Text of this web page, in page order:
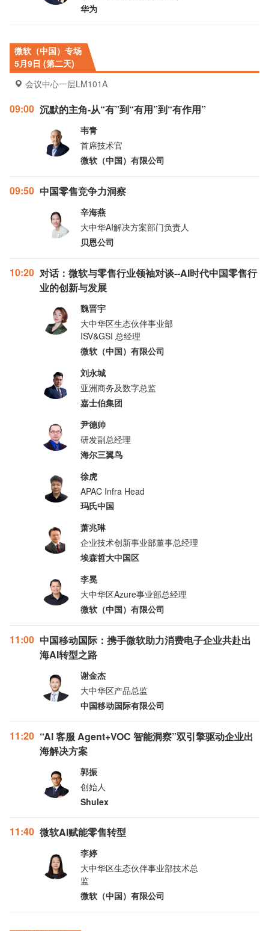
华为
微软（中国）专场
5月9日 (第二天)
会议中心一层LM101A
09:00 沉默的主角-从“有”到“有用”到“有作用”
韦青
首席技术官
微软（中国）有限公司
09:50 中国零售竞争力洞察
辛海燕
大中华AI解决方案部门负责人
贝恩公司
10:20 对话：微软与零售行业领袖对谈--AI时代中国零售行
业的创新与发展
魏晋宇
大中华区生态伙伴事业部
ISV&GSI 总经理
微软（中国）有限公司
刘永城
亚洲商务及数字总监
嘉士伯集团
尹德帅
研发副总经理
海尔三翼鸟
徐虎
APAC Infra Head
玛氏中国
萧兆琳
企业技术创新事业部董事总经理
埃森哲大中国区
李冕
大中华区Azure事业部总经理
微软（中国）有限公司
11:00 中国移动国际：携手微软助力消费电子企业共赴出
海AI转型之路
谢金杰
大中华区产品总监
中国移动国际有限公司
11:20 “Al 客服 Agent+VOC 智能洞察”双引擎驱动企业出
海解决方案
郭振
创始人
Shulex
11:40 微软AI赋能零售转型
李婷
大中华区生态伙伴事业部技术总
监
微软（中国）有限公司